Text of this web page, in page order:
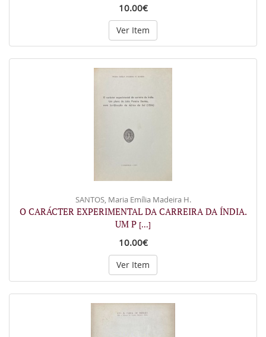
10.00€
Ver Item
SANTOS, Maria Emília Madeira H.
O CARÁCTER EXPERIMENTAL DA CARREIRA DA ÍNDIA.
UM P [...]
10.00€
Ver Item